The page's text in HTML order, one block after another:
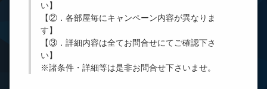
い】
【②．各部屋毎にキャンペーン内容が異なりま
す】
【③．詳細内容は全てお問合せにてご確認下さ
い】
※諸条件・詳細等は是非お問合せ下さいませ。